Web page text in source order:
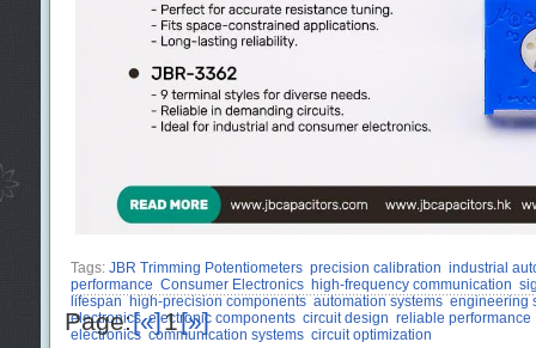
Tags: JBR Trimming Potentiometers precision calibration industrial
performance Consumer Electronics high-frequency communication
lifespan
high-precision components automation systems engineering
electronics electronic components circuit design reliable performance
electronics communication systems circuit optimization
Page:[«]1[»]